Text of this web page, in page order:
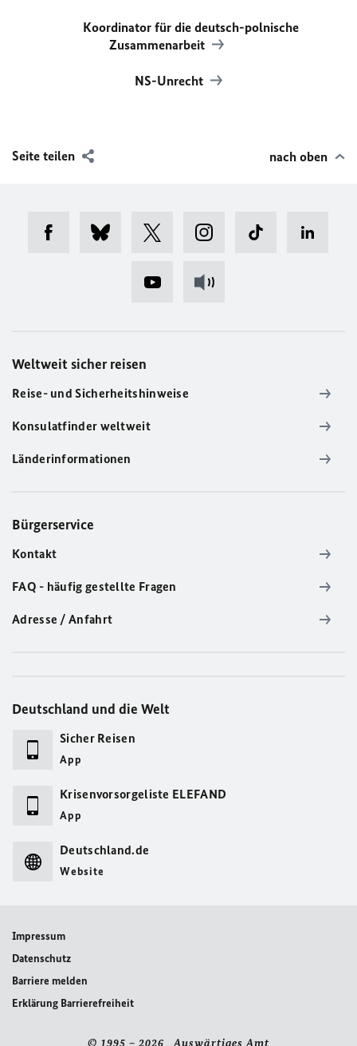
Koordinator für die deutsch-polnische
Zusammenarbeit
NS-Unrecht
Seite teilen nach oben
Weltweit sicher reisen
Reise- und Sicherheitshinweise
Konsulatfinder weltweit
Länderinformationen
Bürgerservice
Kontakt
FAQ - häufig gestellte Fragen
Adresse / Anfahrt
Deutschland und die Welt
Sicher Reisen
App
Krisenvorsorgeliste ELEFAND
App
Deutschland.de
Website
Impressum
Datenschutz
Barriere melden
Erklärung Barrierefreiheit
© 1995 – 2026 Auswärtiges Amt